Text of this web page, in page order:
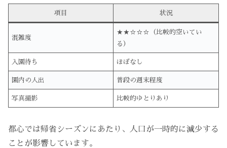
項目 状況
混雑度
★★☆☆☆（比較的空いてい
る）
入園待ち ほぼなし
園内の人出 普段の週末程度
写真撮影 比較的ゆとりあり
都心では帰省シーズンにあたり、人口が一時的に減少する
ことが影響しています。